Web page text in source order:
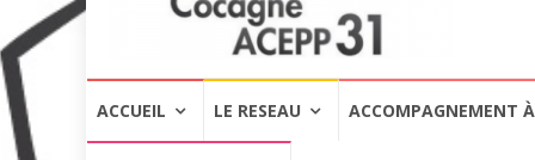
au
contenu
ACCUEIL LE RESEAU ACCOMPAGNEMENT